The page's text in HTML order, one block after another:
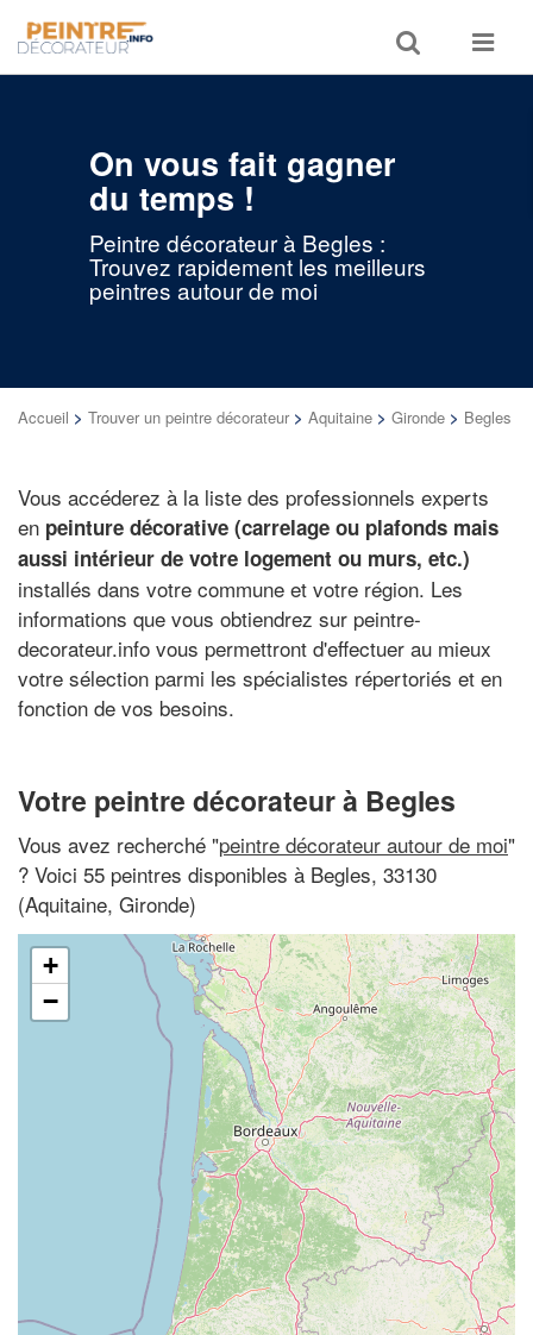
Toggle
search
Toggle
On vous fait gagner
du temps !
Peintre décorateur à Begles :
Trouvez rapidement les meilleurs
peintres autour de moi
Accueil > Trouver un peintre décorateur > Aquitaine > Gironde > Begles
Vous accéderez à la liste des professionnels experts
en peinture décorative (carrelage ou plafonds mais
aussi intérieur de votre logement ou murs, etc.)
installés dans votre commune et votre région. Les
informations que vous obtiendrez sur peintre-
decorateur.info vous permettront d'effectuer au mieux
votre sélection parmi les spécialistes répertoriés et en
fonction de vos besoins.
Votre peintre décorateur à Begles
Vous avez recherché "peintre décorateur autour de moi"
? Voici 55 peintres disponibles à Begles, 33130
(Aquitaine, Gironde)
+
−